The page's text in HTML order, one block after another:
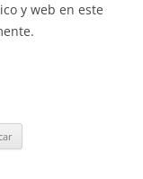
y web en este